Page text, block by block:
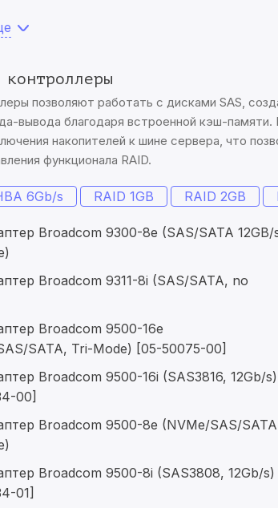
контроллеры
позволяют работать с дисками SAS,
вывода благодаря встроенной кэш-памяти.
накопителей к шине сервера, что
функционала RAID.
6Gb/s RAID 1GB RAID 2GB
Broadcom 9300-8e (SAS/SATA 12GB/
Broadcom 9311-8i (SAS/SATA, no
Broadcom 9500-16e
SATA, Tri-Mode) [05-50075-00]
Broadcom 9500-16i (SAS3816, 12Gb/s)
00]
Broadcom 9500-8e (NVMe/SAS/
Broadcom 9500-8i (SAS3808, 12Gb/s)
01]